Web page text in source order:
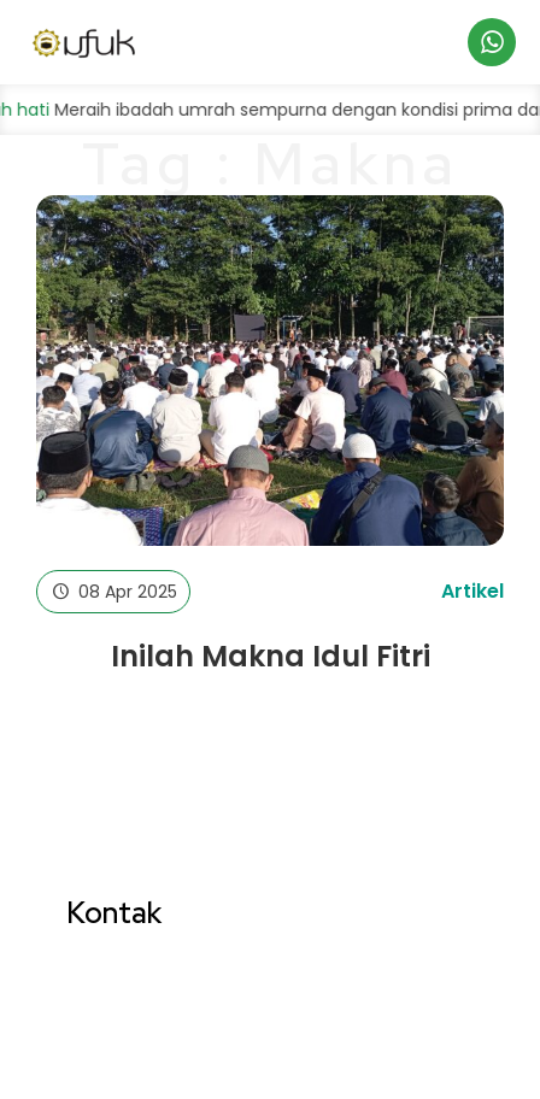
Meraih ibadah umrah sempurna dengan kondisi prima dan
Idul Fitri
08 Apr 2025 Artikel
Inilah Makna Idul Fitri
Kontak